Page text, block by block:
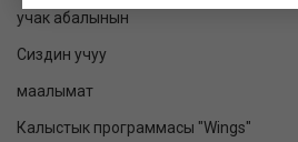
учак абалынын
Сиздин учуу
маалымат
Калыстык программасы "Wings"